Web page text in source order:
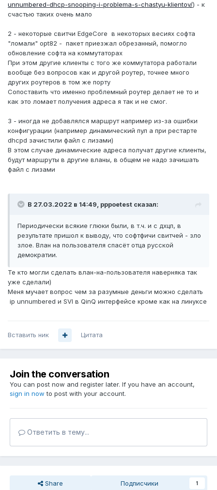
unnumbered-dhcp-snooping-i-problema-s-chastyu-klientov/) - к
счастью таких очень мало
2 - некоторые свитчи EdgeCore в некоторых весиях софта
"ломали" opt82 - пакет приезжал обрезанный, помогло
обновление софта на коммутаторах
При этом другие клиенты с того же коммутатора работали
вообще без вопросов как и другой роутер, точнее много
других роутеров в том же порту
Сопоставить что именно проблемный роутер делает не то и
как это ломает получения адреса я так и не смог.
3 - иногда не добавлялся маршрут например из-за ошибки
конфигурации (например динамический пул а при рестарте
dhcpd зачистили файл с лизами)
В этом случае динамические адреса получат другие клиенты,
будут маршруты в другие вланы, в общем не надо зачишать
файл с лизами
В 27.03.2022 в 14:49, pppoetest сказал:
Периодически всякие глюки были, в т.ч. и с дхцп, в
результате пришол к выводу, что софтфичи свитчей - зло
злое. Влан на пользователя спасёт отца русской
демократии.
Те кто могли сделать влан-на-пользователя наверняка так
уже сделали)
Меня мучает вопрос чем за разумные деньги можно сделать
ip unnumbered и SVI в QinQ интерфейсе кроме как на линуксе
Вставить ник Цитата
Join the conversation
You can post now and register later. If you have an account,
sign in now to post with your account.
Ответить в тему...
Share Подписчики 1